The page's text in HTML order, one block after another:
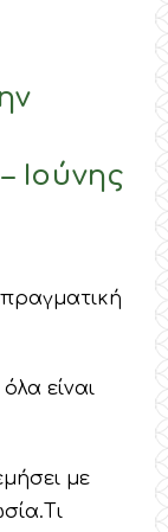
Ιούνης
είναι
με